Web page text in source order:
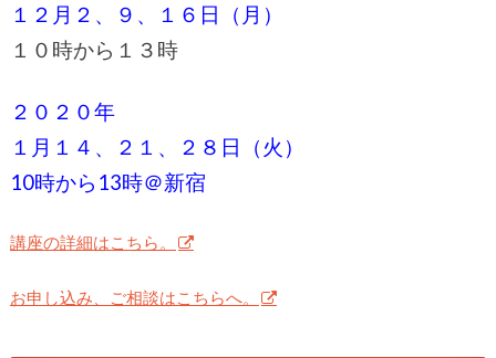
１２月２、９、１６日（月）
１０時から１３時
２０２０年
１月１４、２１、２８日（火）
10時から13時＠新宿
講座の詳細はこちら。
お申し込み、ご相談はこちらへ。